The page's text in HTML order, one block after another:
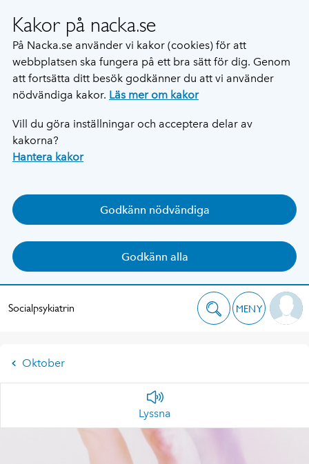
Kakor på nacka.se
På Nacka.se använder vi kakor (cookies) för att
webbplatsen ska fungera på ett bra sätt för dig. Genom
att fortsätta ditt besök godkänner du att vi använder
nödvändiga kakor. Läs mer om kakor
Vill du göra inställningar och acceptera delar av
kakorna?
Hantera kakor
Godkänn nödvändiga
Godkänn alla
Socialpsykiatrin MENY
Oktober
Lyssna